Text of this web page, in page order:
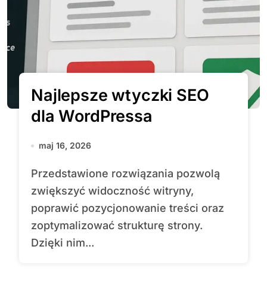
Najlepsze wtyczki SEO
dla WordPressa
maj 16, 2026
Przedstawione rozwiązania pozwolą
zwiększyć widoczność witryny,
poprawić pozycjonowanie treści oraz
zoptymalizować strukturę strony.
Dzięki nim...